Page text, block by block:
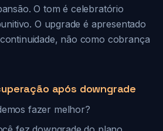
O tom é celebratório
O upgrade é apresentado
não como cobrança
após downgrade
fazer melhor?